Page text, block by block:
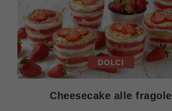
DOLCI
Cheesecake alle fragole